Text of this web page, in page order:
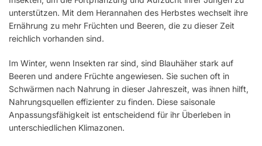
unterstützen. Mit dem Herannahen des Herbstes wechselt ihre
Ernährung zu mehr Früchten und Beeren, die zu dieser Zeit
reichlich vorhanden sind.
Im Winter, wenn Insekten rar sind, sind Blauhäher stark auf
Beeren und andere Früchte angewiesen. Sie suchen oft in
Schwärmen nach Nahrung in dieser Jahreszeit, was ihnen hilft,
Nahrungsquellen effizienter zu finden. Diese saisonale
Anpassungsfähigkeit ist entscheidend für ihr Überleben in
unterschiedlichen Klimazonen.